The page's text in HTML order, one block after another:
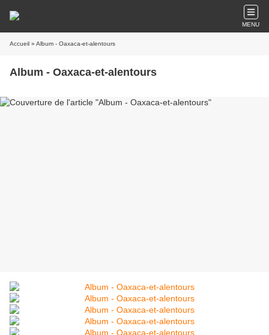
MENU
Accueil » Album - Oaxaca-et-alentours
Album - Oaxaca-et-alentours